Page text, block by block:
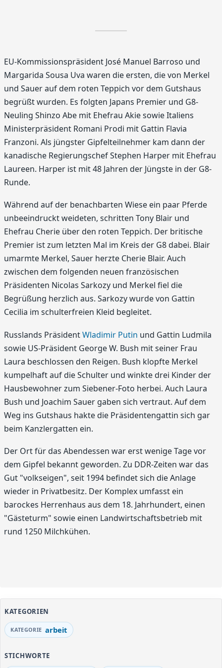
EU-Kommissionspräsident José Manuel Barroso und
Margarida Sousa Uva waren die ersten, die von Merkel
und Sauer auf dem roten Teppich vor dem Gutshaus
begrüßt wurden. Es folgten Japans Premier und G8-
Neuling Shinzo Abe mit Ehefrau Akie sowie Italiens
Ministerpräsident Romani Prodi mit Gattin Flavia
Franzoni. Als jüngster Gipfelteilnehmer kam dann der
kanadische Regierungschef Stephen Harper mit Ehefrau
Laureen. Harper ist mit 48 Jahren der Jüngste in der G8-
Runde.
Während auf der benachbarten Wiese ein paar Pferde
unbeeindruckt weideten, schritten Tony Blair und
Ehefrau Cherie über den roten Teppich. Der britische
Premier ist zum letzten Mal im Kreis der G8 dabei. Blair
umarmte Merkel, Sauer herzte Cherie Blair. Auch
zwischen dem folgenden neuen französischen
Präsidenten Nicolas Sarkozy und Merkel fiel die
Begrüßung herzlich aus. Sarkozy wurde von Gattin
Cecilia im schulterfreien Kleid begleitet.
Russlands PräsidentWladimir Putin und Gattin Ludmila
sowie US-Präsident George W. Bush mit seiner Frau
Laura beschlossen den Reigen. Bush klopfte Merkel
kumpelhaft auf die Schulter und winkte drei Kinder der
Hausbewohner zum Siebener-Foto herbei. Auch Laura
Bush und Joachim Sauer gaben sich vertraut. Auf dem
Weg ins Gutshaus hakte die Präsidentengattin sich gar
beim Kanzlergatten ein.
Der Ort für das Abendessen war erst wenige Tage vor
dem Gipfel bekannt geworden. Zu DDR-Zeiten war das
Gut "volkseigen", seit 1994 befindet sich die Anlage
wieder in Privatbesitz. Der Komplex umfasst ein
barockes Herrenhaus aus dem 18. Jahrhundert, einen
"Gästeturm" sowie einen Landwirtschaftsbetrieb mit
rund 1250 Milchkühen.
KATEGORIEN
arbeit
STICHWORTE